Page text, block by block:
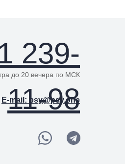
239-
11-98
до 20 вечера по МСК
E-mail: psy@psy.one